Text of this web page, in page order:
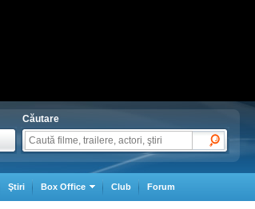
Căutare
Ştiri Box Office Club Forum